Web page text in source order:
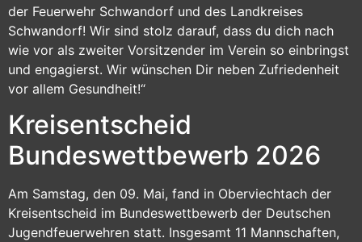
der Feuerwehr Schwandorf und des Landkreises
Schwandorf! Wir sind stolz darauf, dass du dich nach
wie vor als zweiter Vorsitzender im Verein so einbringst
und engagierst. Wir wünschen Dir neben Zufriedenheit
vor allem Gesundheit!“
Kreisentscheid
Bundeswettbewerb 2026
Am Samstag, den 09. Mai, fand in Oberviechtach der
Kreisentscheid im Bundeswettbewerb der Deutschen
Jugendfeuerwehren statt. Insgesamt 11 Mannschaften,